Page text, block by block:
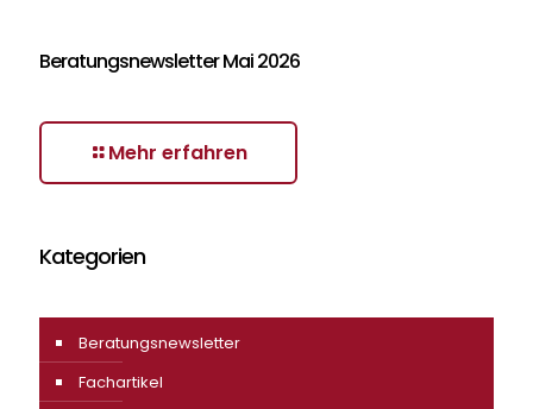
Beratungsnewsletter Mai 2026
Mehr erfahren
Kategorien
Beratungsnewsletter
Fachartikel